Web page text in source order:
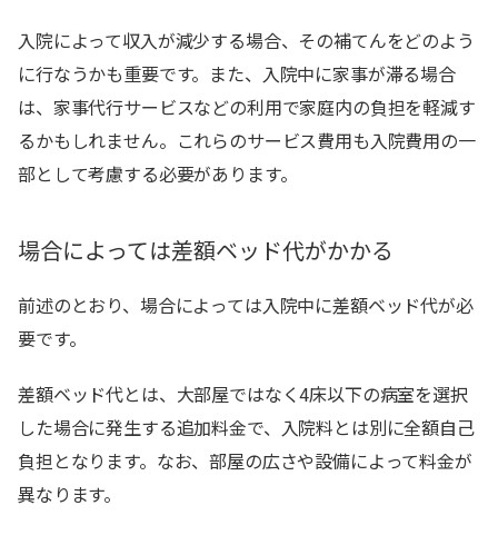
入院によって収入が減少する場合、その補てんをどのよう
に行なうかも重要です。また、入院中に家事が滞る場合
は、家事代行サービスなどの利用で家庭内の負担を軽減す
るかもしれません。これらのサービス費用も入院費用の一
部として考慮する必要があります。
場合によっては差額ベッド代がかかる
前述のとおり、場合によっては入院中に差額ベッド代が必
要です。
差額ベッド代とは、大部屋ではなく4床以下の病室を選択
した場合に発生する追加料金で、入院料とは別に全額自己
負担となります。なお、部屋の広さや設備によって料金が
異なります。